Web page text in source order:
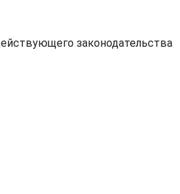
законодательства